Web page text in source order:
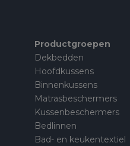
Productgroepen
Dekbedden
Hoofdkussens
Binnenkussens
Matrasbeschermers
Kussenbeschermers
Bedlinnen
Bad- en keukentextiel